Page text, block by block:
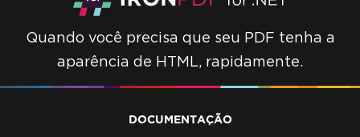
Quando você precisa que seu PDF tenha a
aparência de HTML, rapidamente.
DOCUMENTAÇÃO